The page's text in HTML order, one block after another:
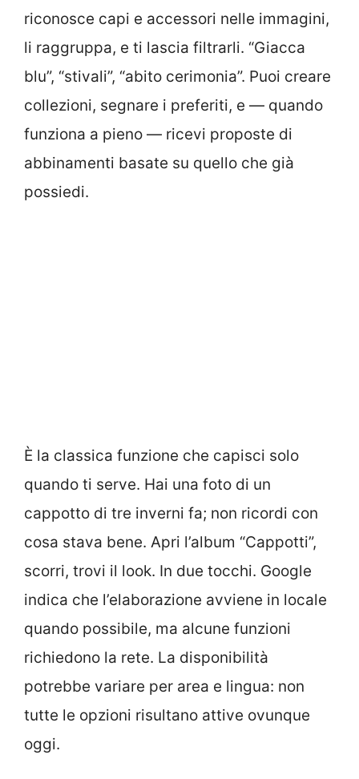
riconosce capi e accessori nelle immagini,
li raggruppa, e ti lascia filtrarli. “Giacca
blu”, “stivali”, “abito cerimonia”. Puoi creare
collezioni, segnare i preferiti, e — quando
funziona a pieno — ricevi proposte di
abbinamenti basate su quello che già
possiedi.
È la classica funzione che capisci solo
quando ti serve. Hai una foto di un
cappotto di tre inverni fa; non ricordi con
cosa stava bene. Apri l’album “Cappotti”,
scorri, trovi il look. In due tocchi. Google
indica che l’elaborazione avviene in locale
quando possibile, ma alcune funzioni
richiedono la rete. La disponibilità
potrebbe variare per area e lingua: non
tutte le opzioni risultano attive ovunque
oggi.